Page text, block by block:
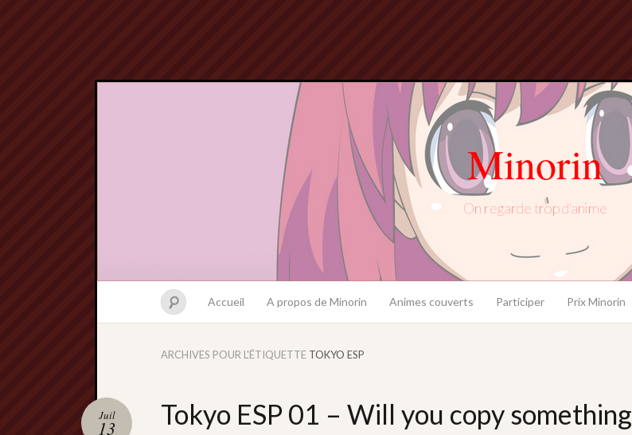
Minorin
On regarde trop d'anime
Accueil A propos de Minorin Animes couverts Participer Prix Minorin
ARCHIVES POUR L'ÉTIQUETTE TOKYO ESP
Tokyo ESP 01 – Will you copy something
Juil
13